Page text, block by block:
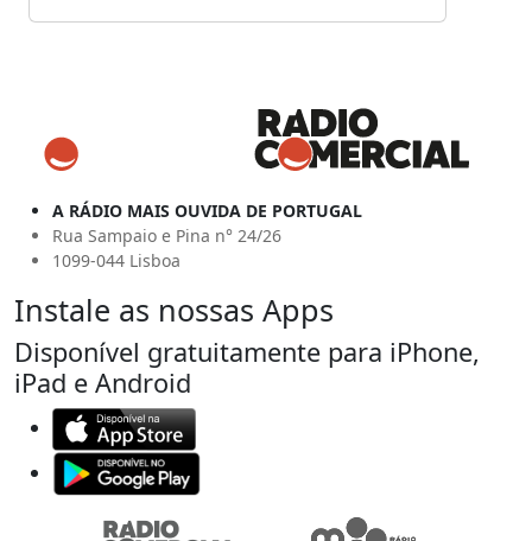
A RÁDIO MAIS OUVIDA DE PORTUGAL
Rua Sampaio e Pina n° 24/26
1099-044 Lisboa
Instale as nossas Apps
Disponível gratuitamente para iPhone,
iPad e Android